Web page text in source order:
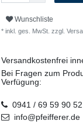
Wunschliste
* inkl. ges. MwSt. zzgl.
Versandkostenfrei
Bei Fragen zum
Verfügung:
0941 / 69 59 90 52
info@pfeifferer.de